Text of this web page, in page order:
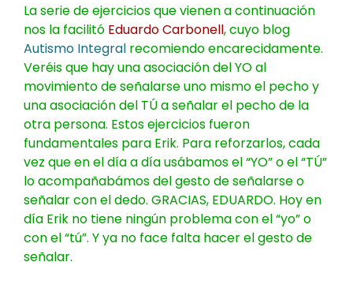
La serie de ejercicios que vienen a continuación
nos la facilitó Eduardo Carbonell, cuyo blog
Autismo Integral recomiendo encarecidamente.
Veréis que hay una asociación del YO al
movimiento de señalarse uno mismo el pecho y
una asociación del TÚ a señalar el pecho de la
otra persona. Estos ejercicios fueron
fundamentales para Erik. Para reforzarlos, cada
vez que en el día a día usábamos el “YO” o el “TÚ”
lo acompañabámos del gesto de señalarse o
señalar con el dedo. GRACIAS, EDUARDO. Hoy en
día Erik no tiene ningún problema con el “yo” o
con el “tú”. Y ya no face falta hacer el gesto de
señalar.